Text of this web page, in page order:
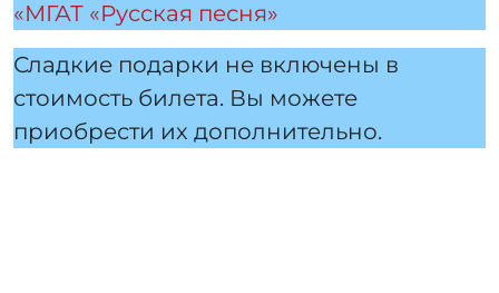
«МГАТ «Русская песня»
Сладкие подарки не включены в
стоимость билета. Вы можете
приобрести их дополнительно.